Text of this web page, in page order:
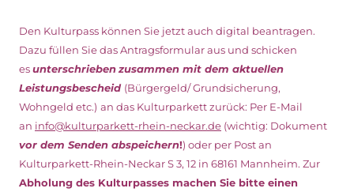
Den Kulturpass können Sie jetzt auch digital beantragen.
Dazu füllen Sie das Antragsformular aus und schicken
esunterschriebenzusammen mit dem aktuellen
Leistungsbescheid (Bürgergeld/ Grundsicherung,
Wohngeld etc.) an das Kulturparkett zurück: Per E-Mail
an info@kulturparkett-rhein-neckar.de (wichtig: Dokument
vor dem Senden abspeichern!) oder per Post an
Kulturparkett-Rhein-Neckar S 3, 12 in 68161 Mannheim. Zur
Abholung des Kulturpasses machen Sie bitte einen